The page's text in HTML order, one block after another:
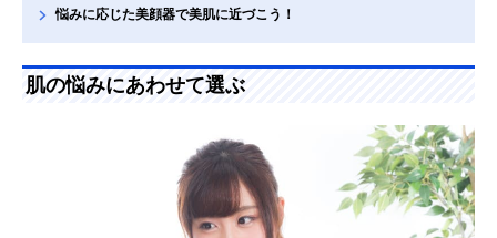
悩みに応じた美顔器で美肌に近づこう！
肌の悩みにあわせて選ぶ